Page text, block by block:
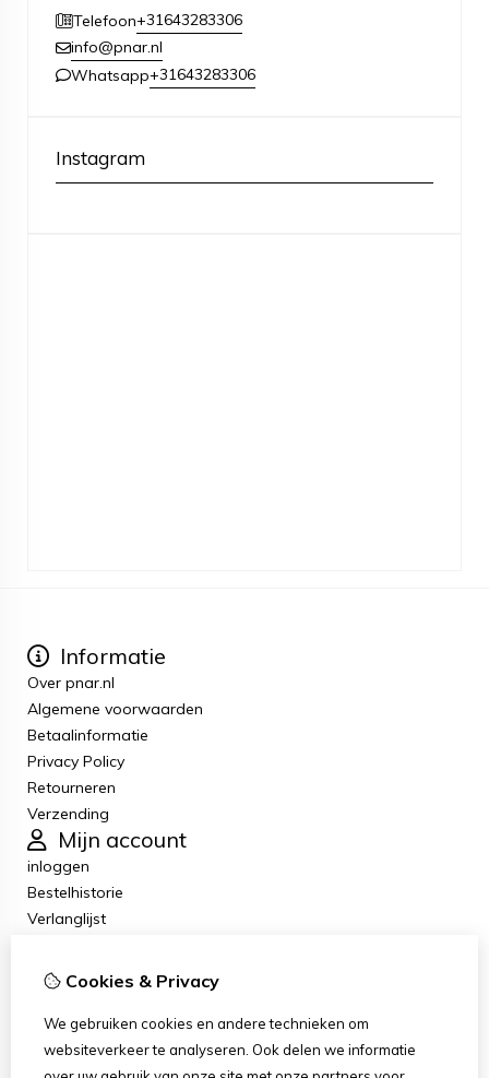
Telefoon+31643283306
info@pnar.nl
Whatsapp+31643283306
Instagram
Informatie
Over pnar.nl
Algemene voorwaarden
Betaalinformatie
Privacy Policy
Retourneren
Verzending
Mijn account
inloggen
Bestelhistorie
Verlanglijst
Klantenservice
Retourneren
Sitemap
Cookies & Privacy
We gebruiken cookies en andere technieken om
websiteverkeer te analyseren. Ook delen we informatie